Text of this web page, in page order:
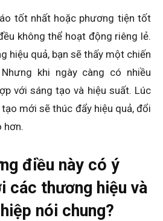
tốt nhất hoặc phương tiện tốt
không thể hoạt động riêng lẻ.
hiệu quả, bạn sẽ thấy một chiến
khi ngày càng có nhiều
với sáng tạo và hiệu suất. Lúc
mới sẽ thúc đẩy hiệu quả, đổi
hơn.
điều này có ý
các thương hiệu và
nói chung?